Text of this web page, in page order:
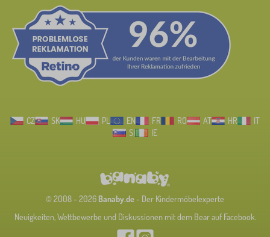
CZ SK HU PL EN FR RO AT HR
IT
SI
IE
© 2008 - 2026 Banaby.de- Der Kindermöbelexperte
Neuigkeiten, Wettbewerbe und Diskussionen mit dem Bear auf Facebook.